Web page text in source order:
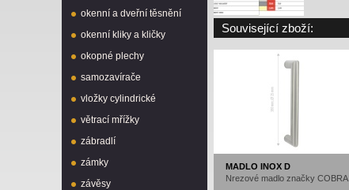
okenní a dveřní těsnění
okenní kliky a kličky
okopné plechy
samozavírače
vložky cylindrické
větrací mřížky
zábradlí
zámky
závěsy
Související zboží:
MADLO INOX D
Nrezové madlo značky COBRA.